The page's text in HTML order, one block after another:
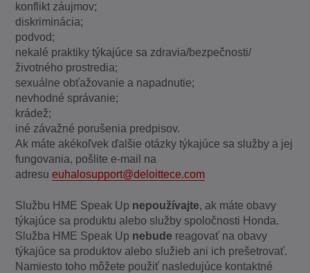
konflikt záujmov;
diskriminácia;
podvod;
nekalé praktiky týkajúce sa zdravia/bezpečnosti/
životného prostredia;
sexuálne obťažovanie a napadnutie;
nevhodné správanie;
krádež;
iné závažné porušenia predpisov.
Ak máte akékoľvek ďalšie otázky týkajúce sa služby a jej
fungovania, pošlite e-mail na
adresueuhalosupport@deloittece.com
Službu HME Speak Up nepoužívajte, ak máte obavy
týkajúce sa produktu alebo služby spoločnosti Honda.
Služba HME Speak Up nebude reagovať na obavy
týkajúce sa produktov alebo služieb ani ich prešetrovať.
Namiesto toho môžete použiť nasledujúce kontaktné